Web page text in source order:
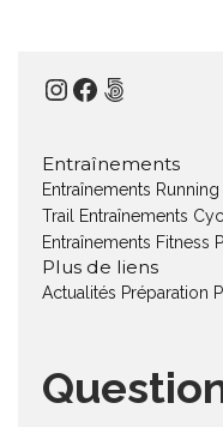
Instagram
Facebook
500px
Entraînements
Entraînements Running
Trail
Entraînements
Entraînements Fitness
Plus de liens
Actualités Préparation